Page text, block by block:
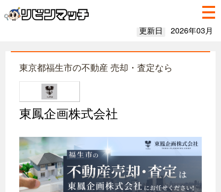
更新日 2026年03月
東京都福生市の不動産 売却・査定なら
東鳳企画株式会社